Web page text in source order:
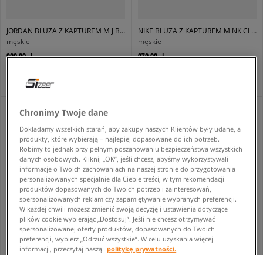
JORDAN BLUZA Z KAPTUREM M J BRK OVZ FLC PO BB
męskie
299,99 zł
NIKE BLUZA Z KAPTUREM M NK CLUB BB PO HOODIE
męskie
279,99 zł
NIKE BLUZA Z KAPTUREM M NK CLUB BB PO HOODIE
męskie
dziecięce
Chronimy Twoje dane
Dokładamy wszelkich starań, aby zakupy naszych Klientów były udane, a
produkty, które wybierają – najlepiej dopasowane do ich potrzeb.
Robimy to jednak przy pełnym poszanowaniu bezpieczeństwa wszystkich
danych osobowych. Kliknij „OK”, jeśli chcesz, abyśmy wykorzystywali
informacje o Twoich zachowaniach na naszej stronie do przygotowania
personalizowanych specjalnie dla Ciebie treści, w tym rekomendacji
produktów dopasowanych do Twoich potrzeb i zainteresowań,
spersonalizowanych reklam czy zapamiętywanie wybranych preferencji.
W każdej chwili możesz zmienić swoją decyzję i ustawienia dotyczące
plików cookie wybierając „Dostosuj”. Jeśli nie chcesz otrzymywać
spersonalizowanej oferty produktów, dopasowanych do Twoich
preferencji, wybierz „Odrzuć wszystkie”. W celu uzyskania więcej
informacji, przeczytaj naszą politykę prywatności.